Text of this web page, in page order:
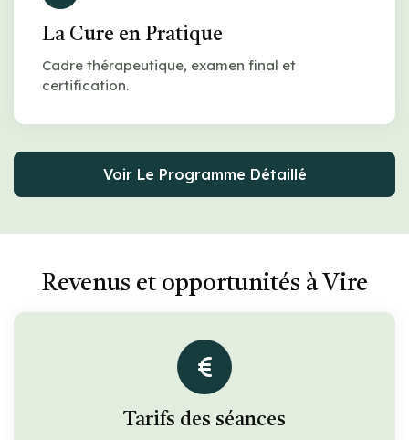
La Cure en Pratique
Cadre thérapeutique, examen final et
certification.
Voir Le Programme Détaillé
Revenus et opportunités à Vire
Tarifs des séances